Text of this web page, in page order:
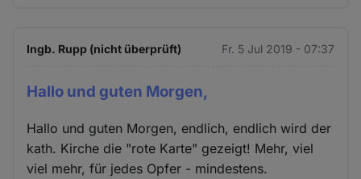
Ingb. Rupp (nicht überprüft) Fr. 5 Jul 2019 - 07:37
Hallo und guten Morgen,
Hallo und guten Morgen, endlich, endlich wird der
kath. Kirche die "rote Karte" gezeigt! Mehr, viel
viel mehr, für jedes Opfer - mindestens.